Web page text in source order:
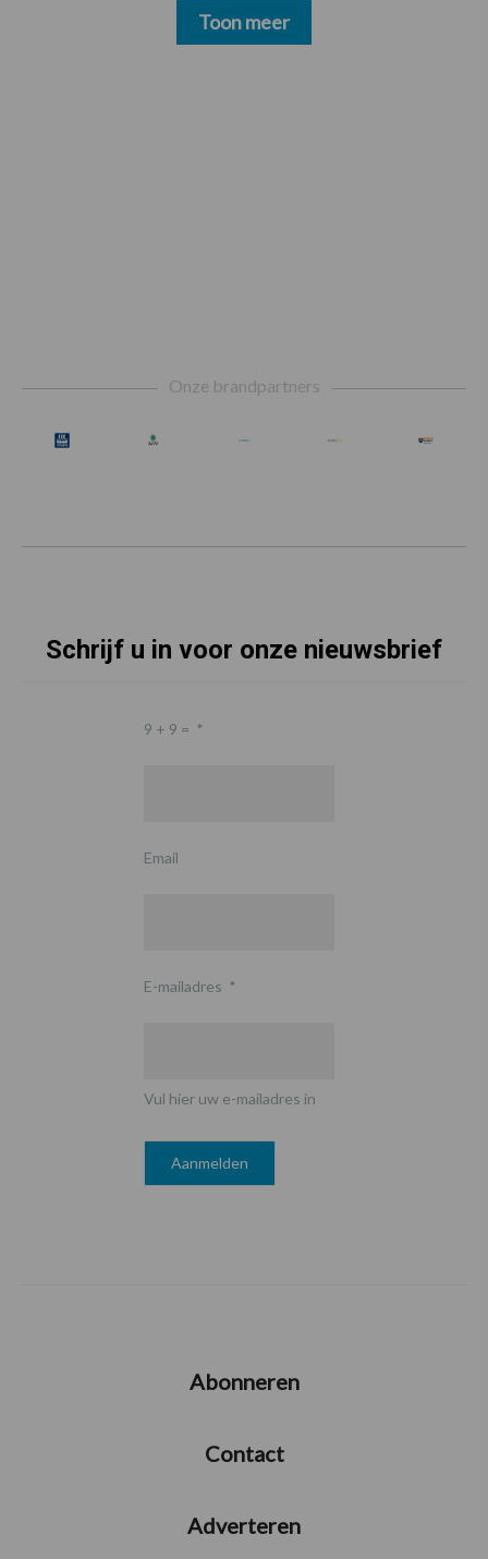
Toon meer
Onze brandpartners
Schrijf u in voor onze nieuwsbrief
9 + 9 = *
Email
E-mailadres *
Vul hier uw e-mailadres in
Abonneren
Contact
Adverteren